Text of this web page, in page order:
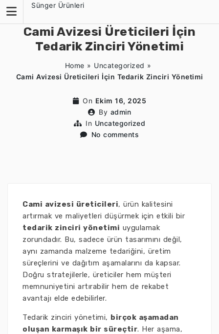
content
Sünger Ürünleri
Cami Avizesi Üreticileri İçin
Tedarik Zinciri Yönetimi
Home » Uncategorized »
Cami Avizesi Üreticileri İçin Tedarik Zinciri Yönetimi
On Ekim 16, 2025
By admin
In Uncategorized
No comments
Cami avizesi üreticileri, ürün kalitesini
artırmak ve maliyetleri düşürmek için etkili bir
tedarik zinciri yönetimi uygulamak
zorundadır. Bu, sadece ürün tasarımını değil,
aynı zamanda malzeme tedariğini, üretim
süreçlerini ve dağıtım aşamalarını da kapsar.
Doğru stratejilerle, üreticiler hem müşteri
memnuniyetini artırabilir hem de rekabet
avantajı elde edebilirler.
Tedarik zinciri yönetimi, birçok aşamadan
oluşan karmaşık bir süreçtir. Her aşama,